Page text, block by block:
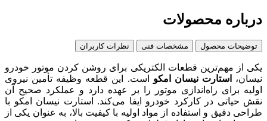
درباره محصولات
توضیحات محصول مشخصات فنی نظرات کاربران
یکی از مهم‌ترین قطعات الکتریکی برای روشن کردن موتور خودرو
نیسان،
استارت نیسان امکو است. این قطعه وظیفه تأمین نیروی
اولیه برای راه‌اندازی موتور را بر عهده دارد و عملکرد صحیح آن
نقش حیاتی در کارکرد خودرو ایفا می‌کند. استارت نیسان امکو با
طراحی دقیق و استفاده از مواد اولیه با کیفیت بالا، به عنوان یکی از